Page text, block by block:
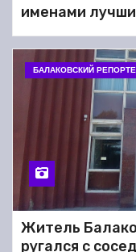
именами
БАЛАКОВСКИЙ
Житель
ругался с